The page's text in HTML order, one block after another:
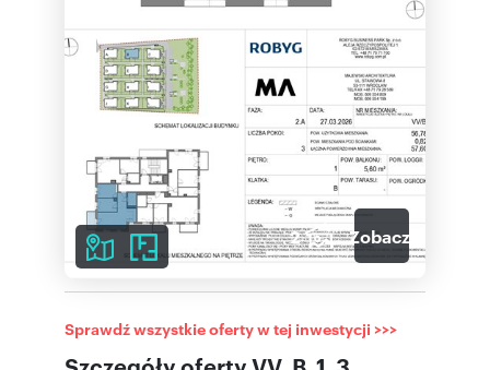
2 Zobacz galerię
Sprawdź wszystkie oferty w tej inwestycji >>>